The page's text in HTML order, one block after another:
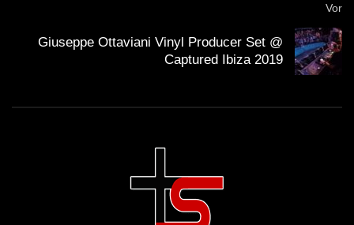
Vor
Giuseppe Ottaviani Vinyl Producer Set @
Captured Ibiza 2019